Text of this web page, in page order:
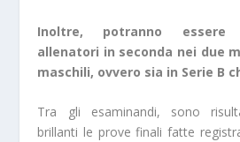
Inoltre, potranno essere
allenatori in seconda nei due
maschili, ovvero sia in Serie B
Tra gli esaminandi, sono
brillanti le prove finali fatte